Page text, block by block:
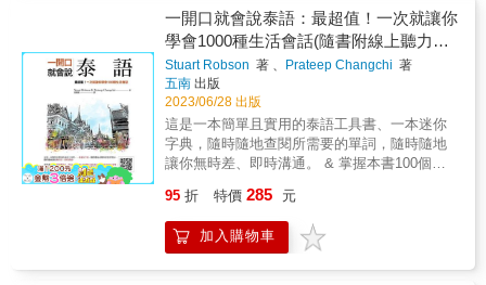
了造福自學的讀者， 本書特聘泰籍專業老師，
錄製道地的泰語， 請您多聽線上MP3內容、反
覆練習， 學習標準的發音和聲調，發揮最佳效
果。 錄音內容為中文唸一遍、泰文唸兩遍， 第
一遍為正常速度、第二遍唸稍慢， 以利讀者覆
誦學習，有助你掌握實際的發音技巧， 加強聽
說能力，學好純正的泰語。 不用上補習班， 有
此一書，搭配線上MP3學習，效果事半功倍，
就好像請了一位免費的泰語家教， 是你自學泰
語的好幫手。 請讀者注意錄音老師的唸法，跟
習，自然說出一口純正的泰語。 【附贈免費QR
Code線上MP3音檔】 ◆本書的外師標準錄音，
以「免費QR Code線上MP3音檔」， 全新呈現
憶 ［旅遊資訊的文化］ ˙ 補充最實用的旅遊
資訊 ˙ 規劃行程的參考 ˙ 旅遊前不可不知的泰
國文化 ˙ 重要之旅遊禮儀 & *本書改版自2016年
5月出版的《走吧！一起用泰語去旅行！》。 &
［VRP虛擬點讀筆介紹］ 1. 在哪裡下載「VRP
虛擬點讀筆」？ （1）讀者可以掃描書中的QR
Code連結，或是於App商城搜尋「Youtor」下
載即可。 & 2. 為什麼會有「VRP虛擬點讀
筆」？ （1）以往讀者購買語言學習工具書
時，為了要聽隨書附贈的音檔，總是要拿出已
經很少在用的CD播放器或利用電腦，又或是轉
存到手機來使用，耗時又不方便。 （2）坊間
當然也有推出「點讀筆」來改善此種學習上的
一畫照著寫，立刻熟悉泰語字母。 ■ 第一次學
泰語溝通就流利： 從單字、文法、短句到會
話，學會最道地的泰語聊天術 泰文是標音文
字，只要認得字母就可以唸得出來，但要唸得
道地勢必得學好變音規則。書中發音篇除了教
每個母音、子音之外，更把複合子音的內容也
列出來。篇章最後收錄的重點，將泰語拼讀、
泰語特有的「前引字」及聲調規則濃縮整理出
自己唸的怎麼與音檔不同時再翻回來看一下，
以整體架構讓讀者了解泰語有哪些詞性，句子
的結構有哪些型態。因為跟泰語跟中文一樣是
孤立語系，只要用最簡單的方式介紹，就能一
天只要10分鐘 中文拼音學習、一學就會、秒說
泰語 今周刊․財訊報導：東協大躍進，台灣囝
仔成了東協闖王。 泰國是東協五國之一，泰語
非學好不可，台商赴泰國創業必備。 企業家、
投資、經商、工作、觀光、溝通無障礙； 家有
泰國移工、配偶、新住民、家事幫傭、監護
工、勞工絕對好溝通。 【如何學會說泰語】 要
學好一種語言，最有效的方法就是，聽講該種
語言的人怎麼說，我們就跟著怎麼說，隨時隨
地，想辦法聽你想要學的那種語言人家是怎麼
怎麼說，我們就跟著怎麼說。 要想很輕鬆地學
會一口流利的泰語，最好的方法是，跟著本書
泰國專業播音員所錄製的線上MP3唸，而且是
一開口就會說泰語：最超值！一次就讓你
學會1000種生活會話(隨書附線上聽力QR
code)
Stuart Robson 著 、 Prateep Changchi 著
五南 出版
2023/06/28 出版
這是一本簡單且實用的泰語工具書、一本迷你
字典，隨時隨地查閱所需要的單詞，隨時隨地
讓你無時差、即時溝通。 & 掌握本書100個基
論食衣住行育樂、經商或旅行，你都可以輕鬆
學、自在說，溝通應對不再卡卡。 & 隨書附贈
線上聽力QR code，由泰國老師親自錄音 & 泰
95 折 特價 285 元
加入購物車